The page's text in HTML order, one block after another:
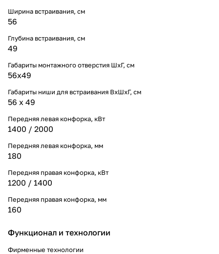
Ширина встраивания, см
56
Глубина встраивания, см
49
Габариты монтажного отверстия ШхГ, см
56х49
Габариты ниши для встраивания ВхШхГ, cм
56 х 49
Передняя левая конфорка, кВт
1400 / 2000
Передняя левая конфорка, мм
180
Передняя правая конфорка, кВт
1200 / 1400
Передняя правая конфорка, мм
160
Функционал и технологии
Фирменные технологии